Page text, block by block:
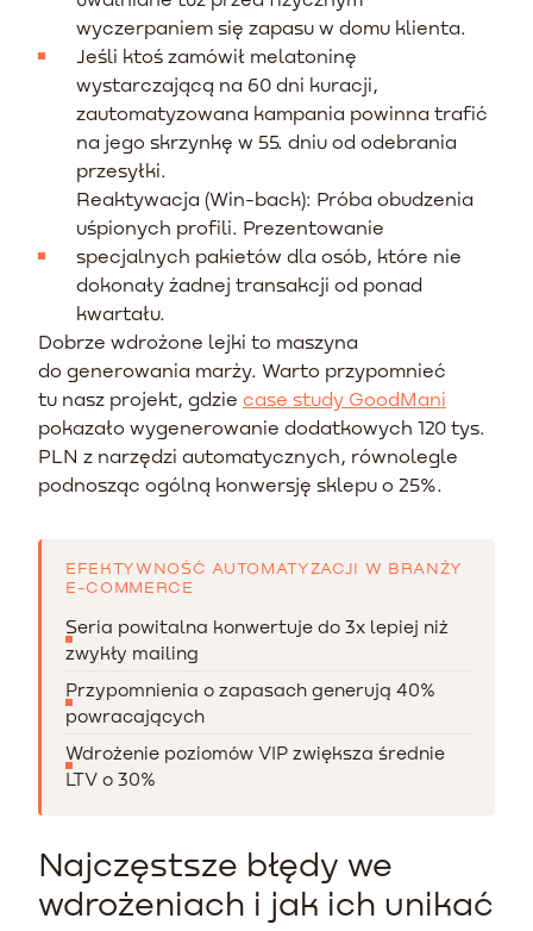
wyczerpaniem się zapasu w domu klienta.
Jeśli ktoś zamówił melatoninę
wystarczającą na 60 dni kuracji,
zautomatyzowana kampania powinna trafić
na jego skrzynkę w 55. dniu od odebrania
przesyłki.
Reaktywacja (Win-back): Próba obudzenia
uśpionych profili. Prezentowanie
specjalnych pakietów dla osób, które nie
dokonały żadnej transakcji od ponad
kwartału.
Dobrze wdrożone lejki to maszyna
do generowania marży. Warto przypomnieć
tu nasz projekt, gdzie case study GoodMani
pokazało wygenerowanie dodatkowych 120 tys.
PLN z narzędzi automatycznych, równolegle
podnosząc ogólną konwersję sklepu o 25%.
EFEKTYWNOŚĆ AUTOMATYZACJI W BRANŻY
E-COMMERCE
Seria powitalna konwertuje do 3x lepiej niż
zwykły mailing
Przypomnienia o zapasach generują 40%
powracających
Wdrożenie poziomów VIP zwiększa średnie
LTV o 30%
Najczęstsze błędy we
wdrożeniach i jak ich unikać